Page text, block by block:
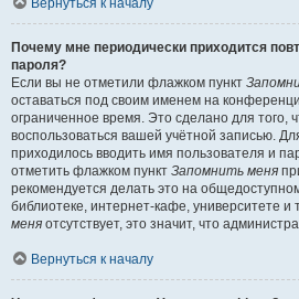
Вернуться к началу
Почему мне периодически приходится
пароля?
Если вы не отметили флажком пункт
оставаться под своим именем на
ограниченное время. Это сделано для того,
воспользоваться вашей учётной записью.
приходилось вводить имя пользователя и
отметить флажком пункт Запомнить меня
рекомендуется делать это на
библиотеке, интернет-кафе, университете и
меня отсутствует, это значит, что
Вернуться к началу